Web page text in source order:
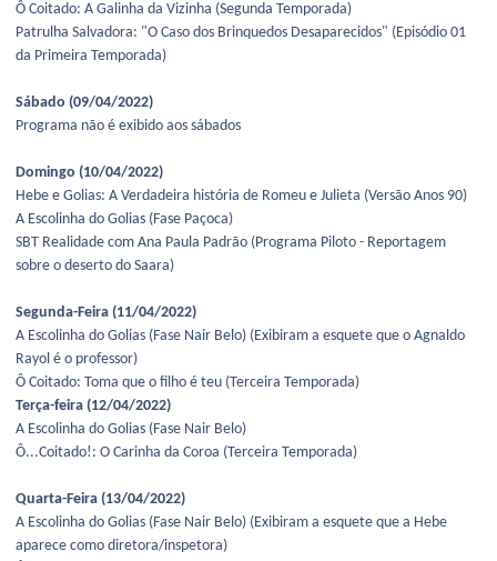
Ô Coitado: A Galinha da Vizinha (Segunda Temporada)
Patrulha Salvadora: "O Caso dos Brinquedos Desaparecidos" (Episódio 01
da Primeira Temporada)
Sábado (09/04/2022)
Programa não é exibido aos sábados
Domingo (10/04/2022)
Hebe e Golias: A Verdadeira história de Romeu e Julieta (Versão Anos 90)
A Escolinha do Golias (Fase Paçoca)
SBT Realidade com Ana Paula Padrão (Programa Piloto - Reportagem
sobre o deserto do Saara)
Segunda-Feira (11/04/2022)
A Escolinha do Golias (Fase Nair Belo) (Exibiram a esquete que o Agnaldo
Rayol é o professor)
Ô Coitado: Toma que o filho é teu (Terceira Temporada)
Terça-feira (12/04/2022)
A Escolinha do Golias (Fase Nair Belo)
Ô...Coitado!: O Carinha da Coroa (Terceira Temporada)
Quarta-Feira (13/04/2022)
A Escolinha do Golias (Fase Nair Belo) (Exibiram a esquete que a Hebe
aparece como diretora/inspetora)